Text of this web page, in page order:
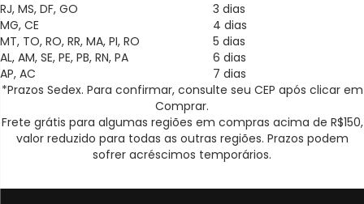
RJ, MS, DF, GO
3 dias
MG, CE
4 dias
MT, TO, RO, RR, MA, PI, RO
5 dias
AL, AM, SE, PE, PB, RN, PA
6 dias
AP, AC
7 dias
*Prazos Sedex. Para confirmar, consulte seu CEP após clicar em
Comprar.
Frete grátis para algumas regiões em compras acima de R$150,
valor reduzido para todas as outras regiões. Prazos podem
sofrer acréscimos temporários.